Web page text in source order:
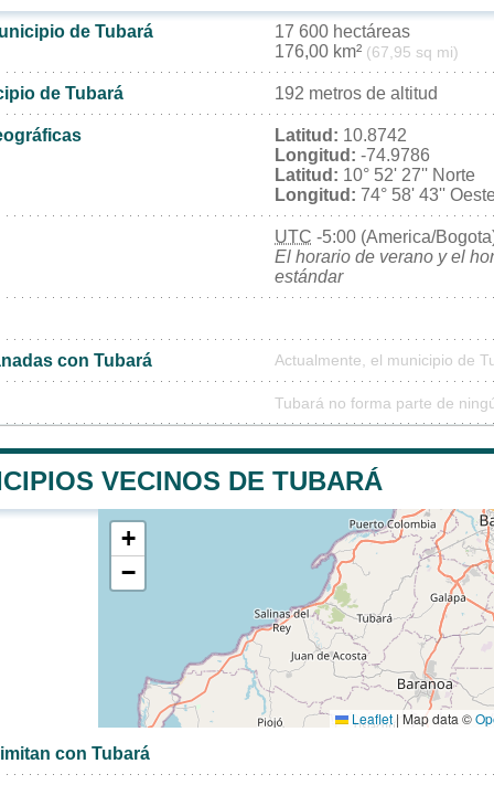
de Tubará
17 600 hectáreas
176,00 km² (67,95 sq mi)
de Tubará 192 metros de altitud
Latitud: 10.8742
Longitud: -74.9786
Latitud: 10° 52' 27'' Norte
Longitud: 74° 58' 43''
UTC -5:00 (America/
El horario de verano y el
estándar
con Tubará Actualmente, el municipio de
Tubará no forma parte de
VECINOS DE TUBARÁ
+
−
Leaflet | Map data ©
con Tubará